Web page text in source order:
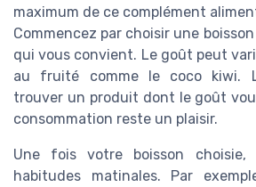
maximum de ce complément
Commencez par choisir une
qui vous convient. Le goût peut
au fruité comme le coco kiwi.
trouver un produit dont le goût
consommation reste un plaisir.
Une fois votre boisson
habitudes matinales. Par